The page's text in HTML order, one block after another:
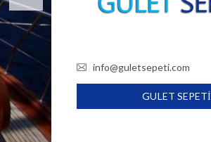
info@guletsepeti.com
GULET SEPETI